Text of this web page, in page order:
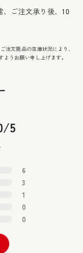
、ご注文承り後、10
文商品の在庫状況により、
うお願い申し上げます。
5
6
3
1
0
0